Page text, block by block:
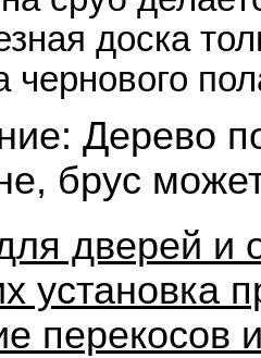
доска
чернового
Дерево
брус
дверей и
установка
перекосов